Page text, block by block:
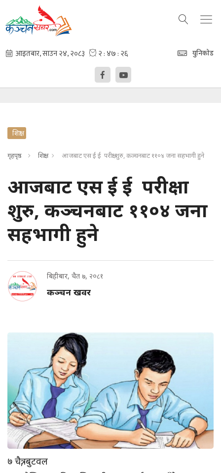
युनिकोड
शिक्षा
गृहपृष्ठ शिक्षा आजबाट एस ई ई परीक्षा शुरु, कञ्चनबाट ११०४ जना सहभागी हुने
आजबाट एस ई ई परीक्षा
शुरु, कञ्चनबाट ११०४ जना
सहभागी हुने
बिहीबार, चैत ७, २०८१
कञ्चन खवर
७ चैत्र, बुटवल